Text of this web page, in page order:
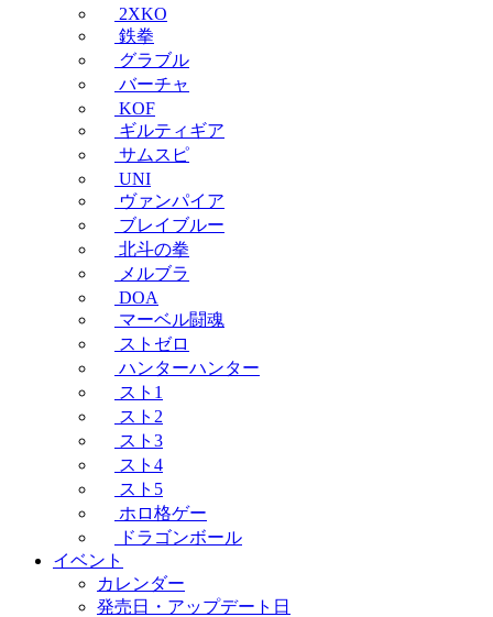
2XKO
鉄拳
グラブル
バーチャ
KOF
ギルティギア
サムスピ
UNI
ヴァンパイア
ブレイブルー
北斗の拳
メルブラ
DOA
マーベル闘魂
ストゼロ
ハンターハンター
スト1
スト2
スト3
スト4
スト5
ホロ格ゲー
ドラゴンボール
イベント
カレンダー
発売日・アップデート日